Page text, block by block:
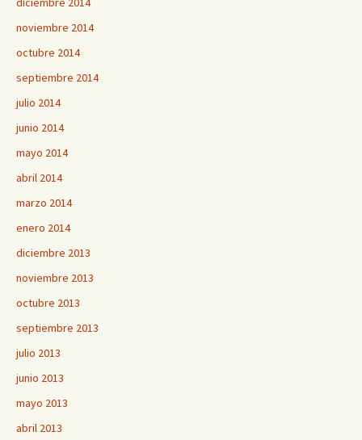
noviembre 2014
octubre 2014
septiembre 2014
julio 2014
junio 2014
mayo 2014
abril 2014
marzo 2014
enero 2014
diciembre 2013
noviembre 2013
octubre 2013
septiembre 2013
julio 2013
junio 2013
mayo 2013
abril 2013